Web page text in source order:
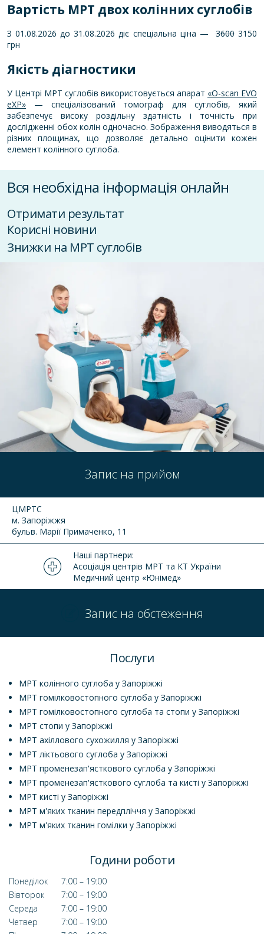
Вартість МРТ двох колінних суглобів
З 01.08.2026 до 31.08.2026 діє спеціальна ціна — 36003150
грн
Якість діагностики
У Центрі МРТ суглобів використовується апарат «O-scan EVO
eXP» — спеціалізований томограф для суглобів, який
забезпечує високу роздільну здатність і точність при
дослідженні обох колін одночасно. Зображення виводяться в
різних площинах, що дозволяє детально оцінити кожен
елемент колінного суглоба.
Вся необхідна інформація онлайн
Отримати результат
Корисні новини
Знижки на МРТ суглобів
Запис на прийом
ЦМРТС
м. Запоріжжя
бульв. Марії Примаченко, 11
Наші партнери:
Асоціація центрів МРТ та КТ України
Медичний центр «Юнімед»
Запис на обстеження
Послуги
МРТ колінного суглоба у Запоріжжі
МРТ гомілковостопного суглоба у Запоріжжі
МРТ гомілковостопного суглоба та стопи у Запоріжжі
МРТ стопи у Запоріжжі
МРТ ахіллового сухожилля у Запоріжжі
МРТ ліктьового суглоба у Запоріжжі
МРТ променезап'ясткового суглоба у Запоріжжі
МРТ променезап'ясткового суглоба та кисті у Запоріжжі
МРТ кисті у Запоріжжі
МРТ м'яких тканин передпліччя у Запоріжжі
МРТ м'яких тканин гомілки у Запоріжжі
Години роботи
Понеділок
7:00 – 19:00
Вівторок
7:00 – 19:00
Середа
7:00 – 19:00
Четвер
7:00 – 19:00